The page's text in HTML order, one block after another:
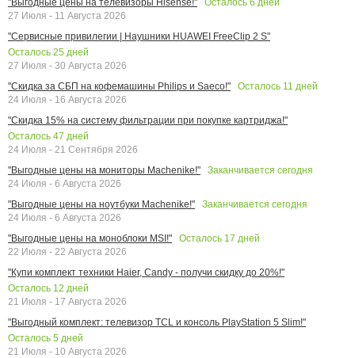
27 Июля - 11 Августа 2026
"Сервисные привилегии | Наушники HUAWEI FreeClip 2 S"
Осталось 25 дней
27 Июля - 30 Августа 2026
"Скидка за СБП на кофемашины Philips и Saeco!"
Осталось 11 дней
24 Июля - 16 Августа 2026
"Скидка 15% на систему фильтрации при покупке картриджа!"
Осталось 47 дней
24 Июля - 21 Сентября 2026
"Выгодные цены на мониторы Machenike!"
Заканчивается сегодня
24 Июля - 6 Августа 2026
"Выгодные цены на ноутбуки Machenike!"
Заканчивается сегодня
24 Июля - 6 Августа 2026
"Выгодные цены на моноблоки MSI!"
Осталось 17 дней
22 Июля - 22 Августа 2026
"Купи комплект техники Haier, Candy - получи скидку до 20%!"
Осталось 12 дней
21 Июля - 17 Августа 2026
"Выгодный комплект: телевизор TCL и консоль PlayStation 5 Slim!"
Осталось 5 дней
21 Июля - 10 Августа 2026